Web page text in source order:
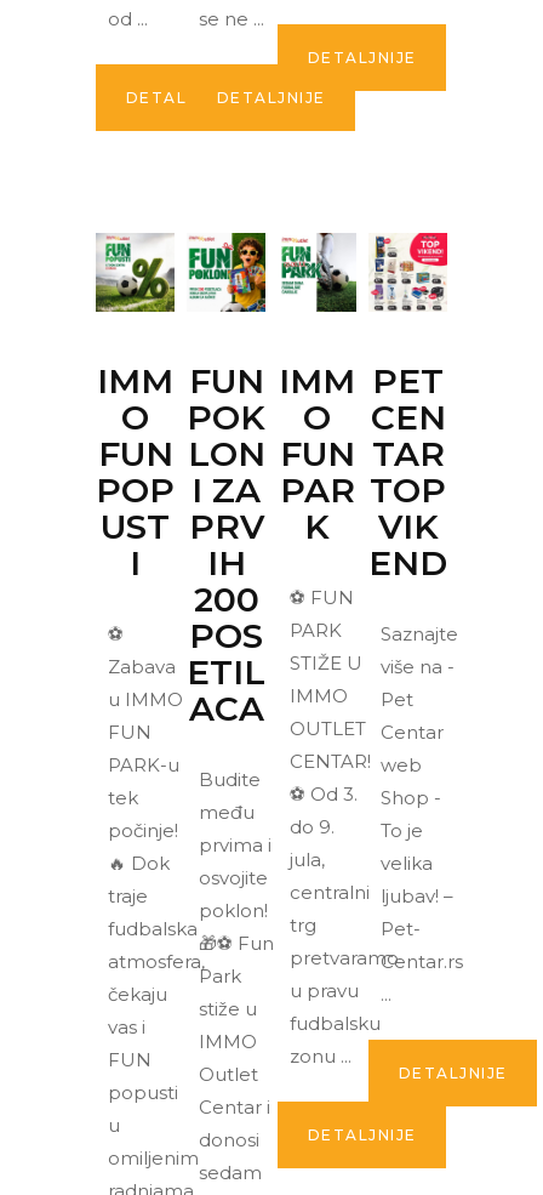
od
DETALJNIJE
se ne
DETALJNIJE
DETALJNIJE
IMM
O
FUN
POP
UST
I
⚽
Zabava
u IMMO
FUN
PARK-u
tek
počinje!
🔥 Dok
traje
fudbalska
atmosfera,
čekaju
vas i
FUN
popusti
u
omiljenim
FUN
POK
LON
I ZA
PRV
IH
200
POS
ETIL
ACA
Budite
među
prvima i
osvojite
poklon!
🎁⚽ Fun
Park
stiže u
IMMO
Outlet
Centar i
donosi
sedam
IMM
O
FUN
PAR
K
⚽ FUN
PARK
STIŽE U
IMMO
OUTLET
CENTAR!
⚽ Od 3.
do 9.
jula,
centralni
trg
pretvaramo
u pravu
fudbalsku
zonu
DETALJNIJE
PET
CEN
TAR
TOP
VIK
END
Saznajte
više na -
Pet
Centar
web
Shop -
To je
velika
ljubav! –
Pet-
Centar.rs
DETALJNIJE